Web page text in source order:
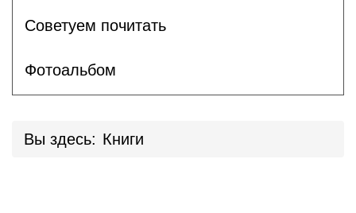
Советуем почитать
Фотоальбом
Вы здесь: Книги